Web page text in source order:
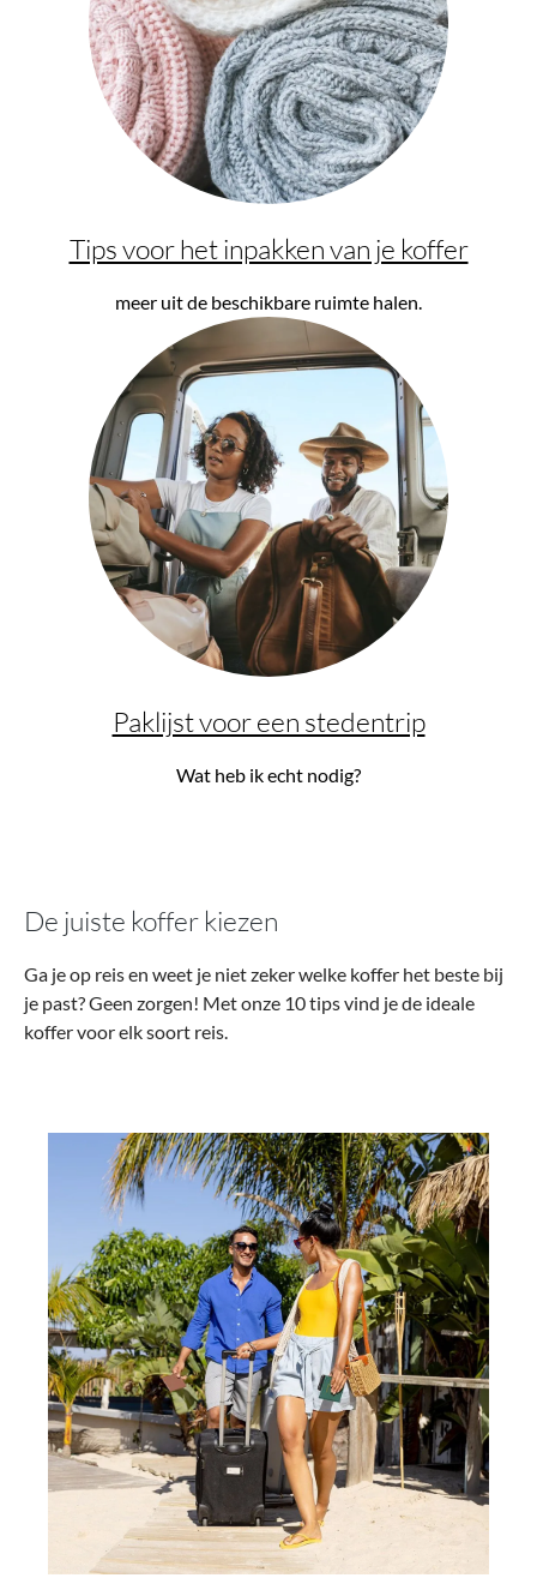
Tips voor het inpakken van je koffer
meer uit de beschikbare ruimte halen.
Paklijst voor een stedentrip
Wat heb ik echt nodig?
De juiste koffer kiezen
Ga je op reis en weet je niet zeker welke koffer het beste bij
je past? Geen zorgen! Met onze 10 tips vind je de ideale
koffer voor elk soort reis.